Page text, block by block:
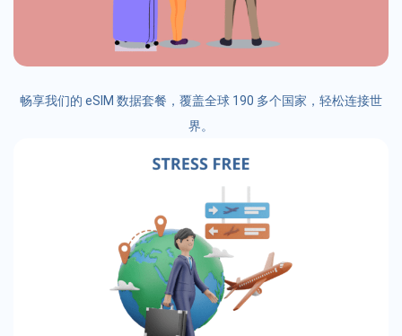
畅享我们的 eSIM 数据套餐，覆盖全球 190 多个国家，轻松连接世
界。